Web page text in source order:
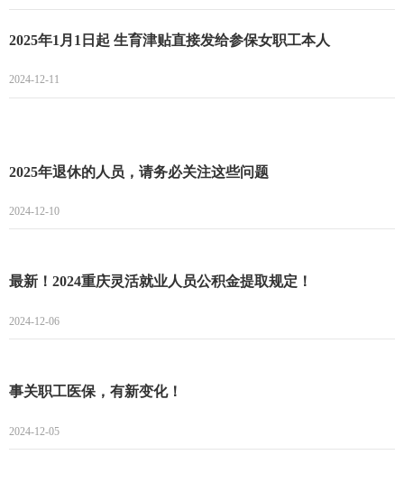
2025年1月1日起 生育津贴直接发给参保女职工本人
2024-12-11
2025年退休的人员，请务必关注这些问题
2024-12-10
最新！2024重庆灵活就业人员公积金提取规定！
2024-12-06
事关职工医保，有新变化！
2024-12-05